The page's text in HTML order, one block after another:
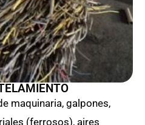
maquinaria, galpones,
(ferrosos), aires